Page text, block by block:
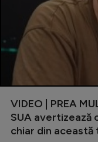
VIDEO | PREA
SUA avertizează
chiar din această